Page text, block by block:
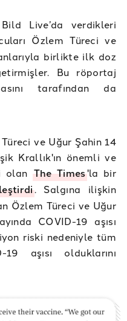
Live’da verdikleri
Özlem Türeci ve
birlikte ilk doz
Bu röportaj
tarafından da
ve Uğur Şahin 14
Krallık'ın önemli ve
olan The Times'la bir
. Salgına ilişkin
Özlem Türeci ve Uğur
COVID-19 aşısı
riski nedeniyle tüm
19 aşısı olduklarını